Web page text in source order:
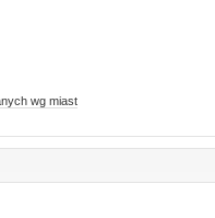
wg miast